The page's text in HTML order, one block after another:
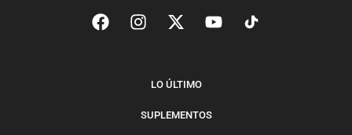
LO ÚLTIMO
SUPLEMENTOS